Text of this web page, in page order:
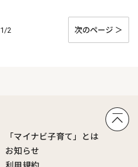
1/2 次のページ ＞
「マイナビ子育て」とは
お知らせ